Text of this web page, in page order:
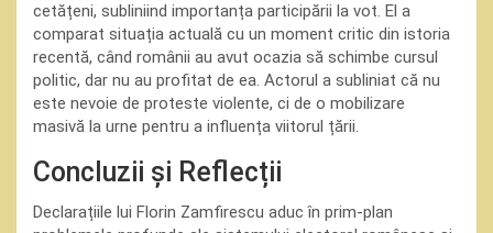
cetățeni, subliniind importanța participării la vot. El a
comparat situația actuală cu un moment critic din istoria
recentă, când românii au avut ocazia să schimbe cursul
politic, dar nu au profitat de ea. Actorul a subliniat că nu
este nevoie de proteste violente, ci de o mobilizare
masivă la urne pentru a influența viitorul țării.
Concluzii și Reflecții
Declarațiile lui Florin Zamfirescu aduc în prim-plan